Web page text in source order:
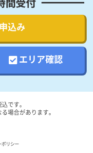
込み
エリア確認
です。
場合があります。
ポリシー